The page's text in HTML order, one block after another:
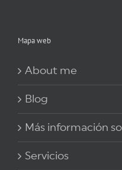
Mapa web
About me
Blog
Más información
Servicios